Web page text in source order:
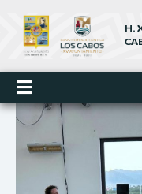
contenido
H.